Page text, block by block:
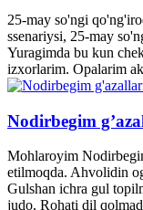
25-may so'ngi
ssenariysi, 25-may
Yuragimda bu kun
izxorlarim. Opalarim
Nodirbegim
Mohlaroyim
etilmoqda. Ahvolidin
Gulshan ichra gul
judo, Rohati dil